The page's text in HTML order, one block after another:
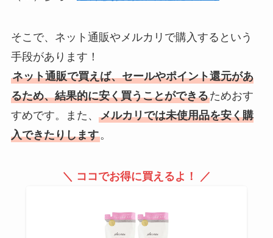
そこで、ネット通販やメルカリで購入するという
手段があります！
ネット通販で買えば、セールやポイント還元があ
るため、結果的に安く買うことができるためおす
すめです。また、 メルカリでは未使用品を安く購
入できたりします。
＼ ココでお得に買えるよ！ ／